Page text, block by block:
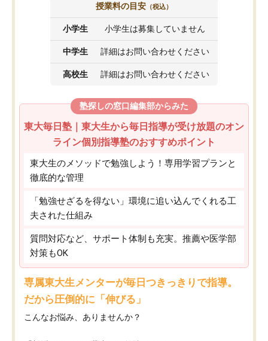
授業料の目安 （税込）
小学生 小学生は募集していません
中学生 詳細はお問い合わせください
高校生 詳細はお問い合わせください
塾探しの窓口編集部からみた
東大毎日塾｜東大生から毎日指導が受け放題のオン
ライン個別指導塾のおすすめポイント
東大生のメソッドで勉強しよう！専用学習プランと
徹底的な管理
「勉強せざるを得ない」環境に追い込んでくれる工
夫された仕組み
質問対応など、サポート体制も充実。推薦や医学部
対策もOK
専属東大生メンターが毎日つきっきりで指導。
だから圧倒的に「伸びる」
こんなお悩み、ありませんか？